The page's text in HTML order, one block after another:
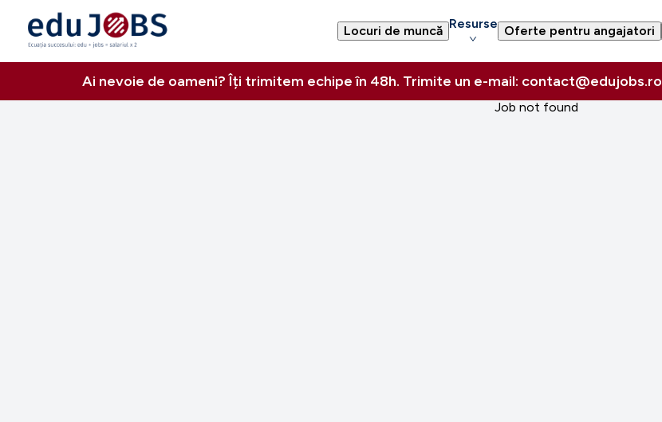
Locuri de muncă Resurse Oferte pentru angajatori
Ai nevoie de oameni? Îți trimitem echipe în 48h. Trimite un e-mail: contact@edujobs.ro
Job not found